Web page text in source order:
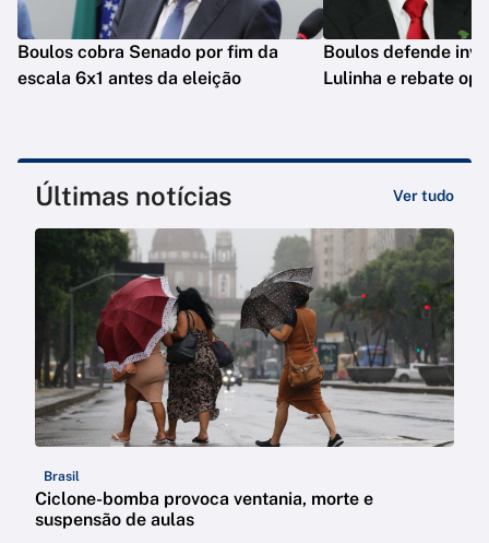
Boulos cobra Senado por fim da
escala 6x1 antes da eleição
Boulos defende
Lulinha e rebate
Últimas notícias Ver tudo
Brasil
Ciclone-bomba provoca ventania, morte e
suspensão de aulas